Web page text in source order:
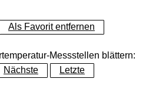
Als Favorit entfernen
Messstellen blättern:
Nächste Letzte